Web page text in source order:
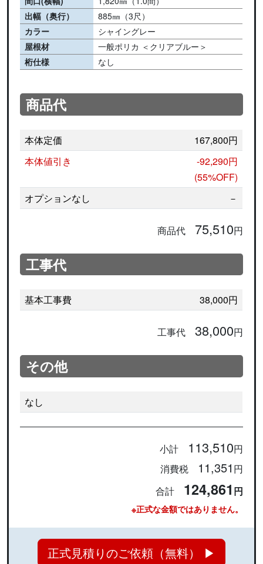
出幅（奥行）
885㎜（3尺）
カラー
シャイングレー
屋根材
一般ポリカ ＜クリアブルー＞
桁仕様
なし
商品代
本体定価
167,800円
本体値引き
-92,290円
(55%OFF)
オプションなし
－
商品代 75,510円
工事代
基本工事費 38,000円
工事代 38,000円
その他
なし
小計 113,510円
消費税 11,351 円
合計 124,861 円
※正式な金額ではありません。
正式見積りのご依頼（無料） ▶